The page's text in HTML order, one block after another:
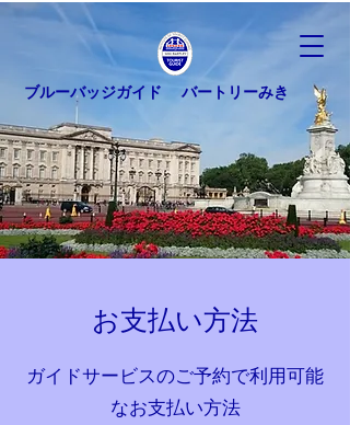
ブルーバッジガイド バートリーみき
お支払い方法
ガイドサービスのご予約で利用可能
なお支払い方法